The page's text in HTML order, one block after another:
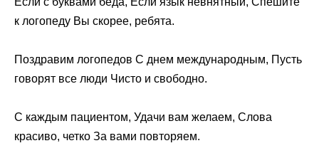
к логопеду Вы скорее, ребята.
Поздравим логопедов С днем международным, Пусть
говорят все люди Чисто и свободно.
С каждым пациентом, Удачи вам желаем, Слова
красиво, четко За вами повторяем.